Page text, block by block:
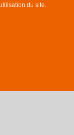
du site.